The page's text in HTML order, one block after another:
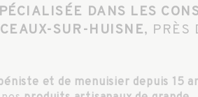
DANS LES
SUR-HUISNE, PRÈS
et de menuisier depuis 15